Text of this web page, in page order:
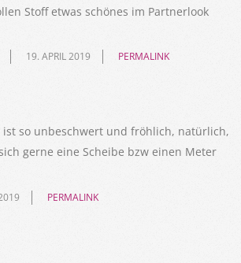
Stoff etwas schönes im Partnerlook
19. APRIL 2019 PERMALINK
ist so unbeschwert und fröhlich, natürlich,
gerne eine Scheibe bzw einen Meter
PERMALINK